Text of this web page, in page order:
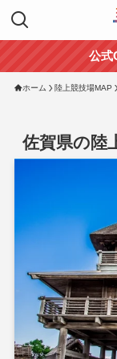
公式
ホーム 陸上競技場MAP
佐賀県の陸